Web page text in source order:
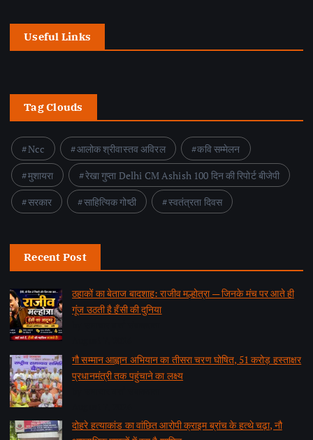
Useful Links
Tag Clouds
Ncc आलोक श्रीवास्तव अविरल
कवि सम्मेलन
मुशायरा
रेखा गुप्ता Delhi CM Ashish 100 दिन की रिपोर्ट बीजेपी
सरकार
साहित्यिक गोष्ठी स्वतंत्रता दिवस
Recent Post
ठहाकों का बेताज बादशाह: राजीव मल्होत्रा — जिनके मंच पर आते ही
गूंज उठती है हँसी की दुनिया
गौ सम्मान आह्वान अभियान का तीसरा चरण घोषित, 51 करोड़ हस्ताक्षर
प्रधानमंत्री तक पहुंचाने का लक्ष्य
दोहरे हत्याकांड का वांछित आरोपी क्राइम ब्रांच के हत्थे चढ़ा, नौ